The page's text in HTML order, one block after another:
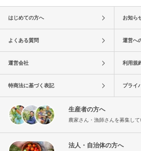
はじめての方へ お知ら
よくある質問 運営へ
運営会社 利用規
特商法に基づく表記 プライ
生産者の方へ
農家さん・漁師さんを募集して
法人・自治体の方へ